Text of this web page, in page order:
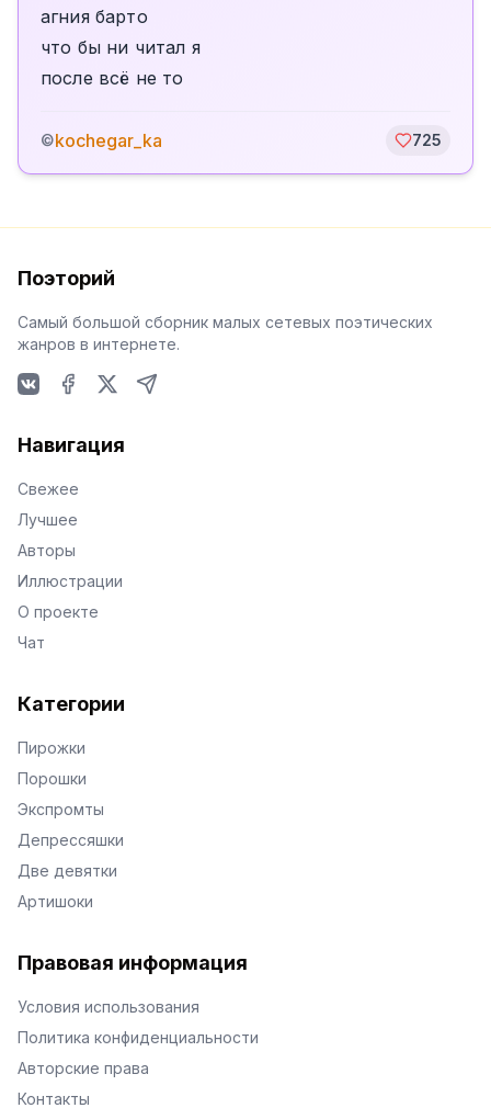
агния барто
что бы ни читал я
после всё не то
©kochegar_ka 725
Поэторий
Самый большой сборник малых сетевых поэтических
жанров в интернете.
Навигация
Свежее
Лучшее
Авторы
Иллюстрации
О проекте
Чат
Категории
Пирожки
Порошки
Экспромты
Депрессяшки
Две девятки
Артишоки
Правовая информация
Условия использования
Политика конфиденциальности
Авторские права
Контакты